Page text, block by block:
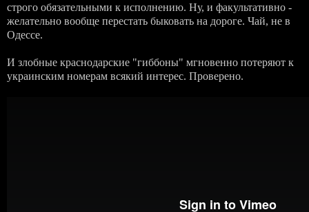
строго обязательными к исполнению. Ну, и факультативно -
желательно вообще перестать быковать на дороге. Чай, не в
Одессе.
И злобные краснодарские "гиббоны" мгновенно потеряют к
украинским номерам всякий интерес. Проверено.